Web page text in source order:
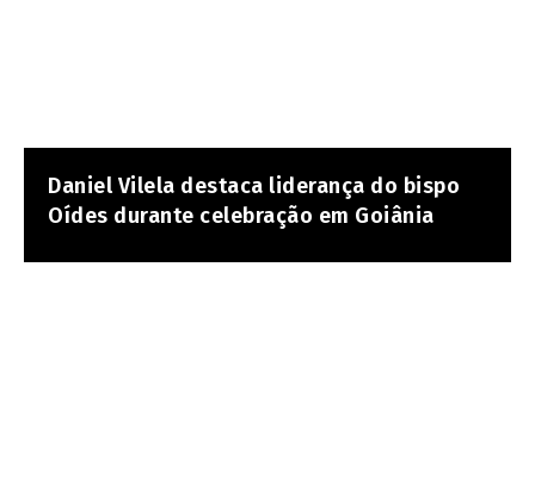
Daniel Vilela destaca liderança do bispo
Oídes durante celebração em Goiânia